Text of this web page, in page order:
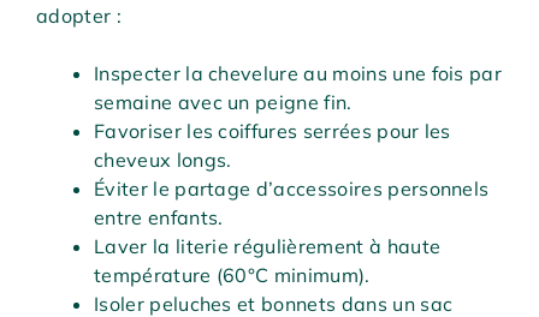
adopter :
Inspecter la chevelure au moins une fois par
semaine avec un peigne fin.
Favoriser les coiffures serrées pour les
cheveux longs.
Éviter le partage d’accessoires personnels
entre enfants.
Laver la literie régulièrement à haute
température (60°C minimum).
Isoler peluches et bonnets dans un sac